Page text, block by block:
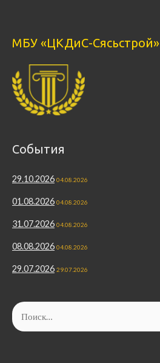
МБУ «ЦКДиС-Сясьстрой»
События
29.10.2026 04.08.2026
01.08.2026 04.08.2026
31.07.2026 04.08.2026
08.08.2026 04.08.2026
29.07.2026 29.07.2026